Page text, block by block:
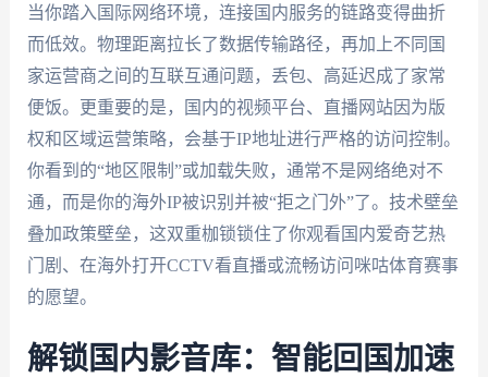
当你踏入国际网络环境，连接国内服务的链路变得曲折
而低效。物理距离拉长了数据传输路径，再加上不同国
家运营商之间的互联互通问题，丢包、高延迟成了家常
便饭。更重要的是，国内的视频平台、直播网站因为版
权和区域运营策略，会基于IP地址进行严格的访问控制。
你看到的“地区限制”或加载失败，通常不是网络绝对不
通，而是你的海外IP被识别并被“拒之门外”了。技术壁垒
叠加政策壁垒，这双重枷锁锁住了你观看国内爱奇艺热
门剧、在海外打开CCTV看直播或流畅访问咪咕体育赛事
的愿望。
解锁国内影音库：智能回国加速